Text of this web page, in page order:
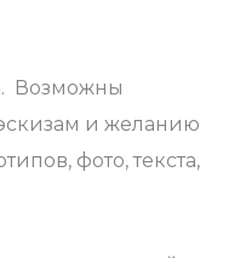
Возможны
и желанию
фото, текста,